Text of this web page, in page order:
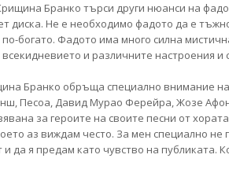
Бранко търси други нюанси на
диска. Не е необходимо фадото да е
богато. Фадото има много силна
и различните настроения
Бранко обръща специално внимание
Песоа, Давид Мурао Ферейра, Жозе
за героите на своите песни от
аз виждам често. За мен специално
да я предам като чувство на